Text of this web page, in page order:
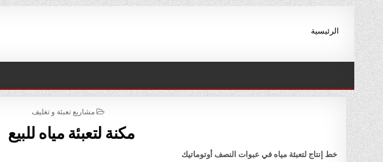
Skip
to
content
الرئيسية
POSTED
مشاريع تعبئة و تغليف
مكنة لتعبئة مياه للبيع
خط إنتاج لتعبئة مياه في عبوات النصف أوتوماتيك